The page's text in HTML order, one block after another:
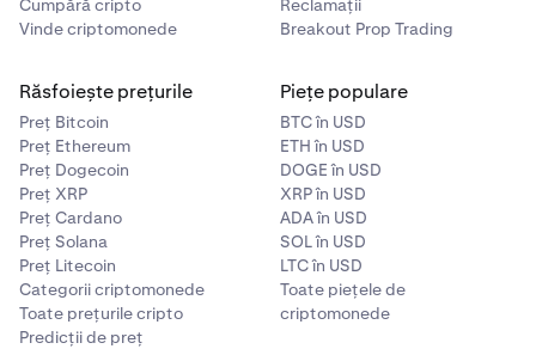
✅
Kusama (KSM)
✅
NEAR Protocol (NEAR)
✅
Polygon (POL)
Cumpără cripto
Vinde criptomonede
Reclamații
Breakout Prop Trading
Răsfoiește prețurile
Preț Bitcoin
Preț Ethereum
Preț Dogecoin
Preț XRP
Preț Cardano
Preț Solana
Preț Litecoin
Categorii criptomonede
Toate prețurile cripto
Predicții de preț
Piețe populare
BTC în USD
ETH în USD
DOGE în USD
XRP în USD
ADA în USD
SOL în USD
LTC în USD
Toate piețele de
criptomonede